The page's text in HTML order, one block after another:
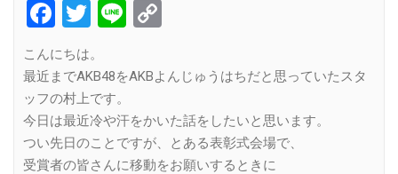
Facebook
Twitter
Line
こんにちは。
最近までAKB48をAKBよんじゅうはちだと思っていたスタ
ッフの村上です。
今日は最近冷や汗をかいた話をしたいと思います。
つい先日のことですが、とある表彰式会場で、
受賞者の皆さんに移動をお願いするときに